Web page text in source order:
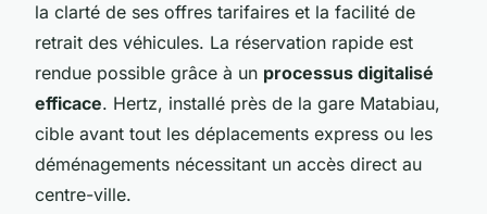
la clarté de ses offres tarifaires et la facilité de
retrait des véhicules. La réservation rapide est
rendue possible grâce à un processus digitalisé
efficace. Hertz, installé près de la gare Matabiau,
cible avant tout les déplacements express ou les
déménagements nécessitant un accès direct au
centre-ville.